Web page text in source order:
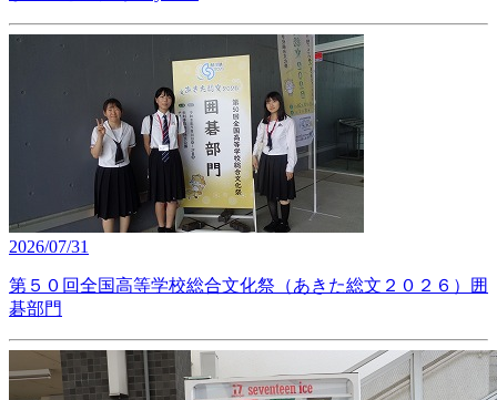
2026/07/31
第５０回全国高等学校総合文化祭（あきた総文２０２６）囲
碁部門